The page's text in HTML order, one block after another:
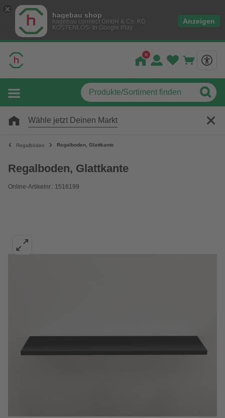
hagebau shop
hagebau connect GmbH & Co. KG
KOSTENLOS- In Google Play
Anzeigen
Wähle jetzt Deinen Markt
Regalböden Regalboden, Glattkante
Regalboden, Glattkante
Online-Artikelnr.: 1516199